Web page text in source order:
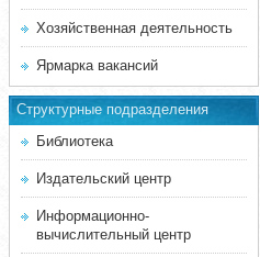
Хозяйственная деятельность
Ярмарка вакансий
Структурные подразделения
Библиотека
Издательский центр
Информационно-
вычислительный центр